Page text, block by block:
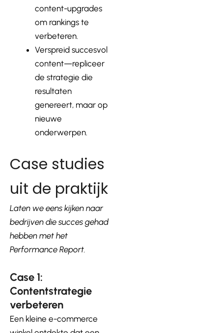
content-upgrades
om rankings te
verbeteren.
Verspreid succesvol
content—repliceer
de strategie die
resultaten
genereert, maar op
nieuwe
onderwerpen.
Case studies
uit de praktijk
Laten we eens kijken naar
bedrijven die succes gehad
hebben met het
Performance Report.
Case 1:
Contentstrategie
verbeteren
Een kleine e-commerce